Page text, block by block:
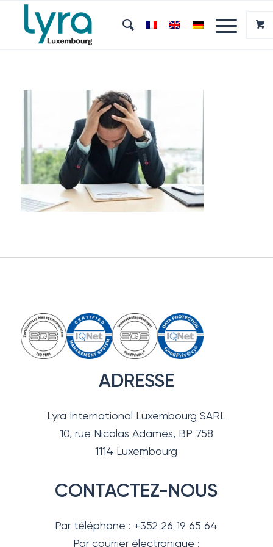
ADRESSE
Lyra International Luxembourg SARL
10, rue Nicolas Adames, BP 758
1114 Luxembourg
CONTACTEZ-NOUS
Par téléphone : +352 26 19 65 64
Par courrier électronique :